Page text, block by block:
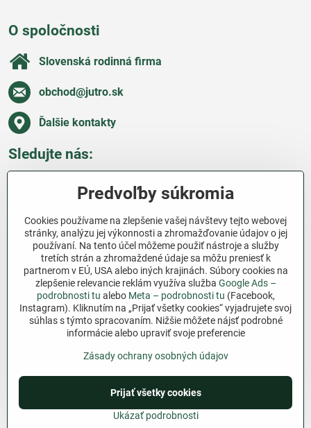
O spoločnosti
Slovenská rodinná firma
obchod​@jutro​.sk
Ďalšie kontakty
Sledujte nás:
Všetko o nákupe
Ďakujeme za podporu
Sme slovenský e-shop bez dotácií​. Fungujeme len
vďaka vám – ľuďom, ktorí veria v poctivú prácu a
lásku k pôde​. Každý nákup na Jutro​.sk nám pomáha
pokračovať v tom, čo má zmysel – pomáhať
záhradkárom zadarmo a srdcom​.
©2026Copyright
Predvoľby súkromiaZásady ochrany osobných údajov
Vytvorené pomocou:BiznisWeb.sk
Predvoľby súkromia
Cookies používame na zlepšenie vašej návštevy tejto webovej
stránky, analýzu jej výkonnosti a zhromažďovanie údajov o jej
používaní. Na tento účel môžeme použiť nástroje a služby
tretích strán a zhromaždené údaje sa môžu preniesť k
partnerom v EÚ, USA alebo iných krajinách. Súbory cookies na
zlepšenie relevancie reklám využíva služba Google Ads –
podrobnosti tu alebo Meta – podrobnosti tu (Facebook,
Instagram). Kliknutím na „Prijať všetky cookies“ vyjadrujete svoj
súhlas s týmto spracovaním. Nižšie môžete nájsť podrobné
informácie alebo upraviť svoje preferencie
Zásady ochrany osobných údajov
Ukázať podrobnosti
Prijať všetky cookies